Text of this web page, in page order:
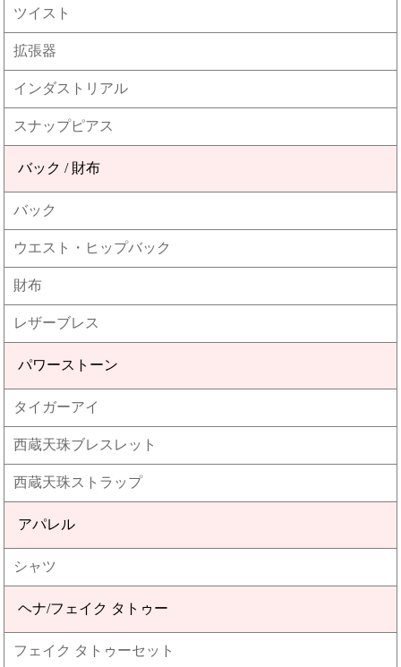
ツイスト
拡張器
インダストリアル
スナップピアス
バック / 財布
バック
ウエスト・ヒップバック
財布
レザーブレス
パワーストーン
タイガーアイ
西蔵天珠ブレスレット
西蔵天珠ストラップ
アパレル
シャツ
ヘナ/フェイク タトゥー
フェイク タトゥーセット